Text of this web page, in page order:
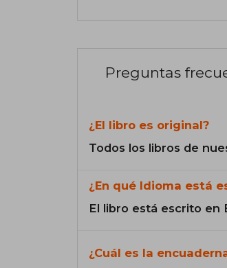
Preguntas
¿El libro es original?
Todos los libros de
¿En qué Idioma está
El libro está escrito en
¿Cuál es la